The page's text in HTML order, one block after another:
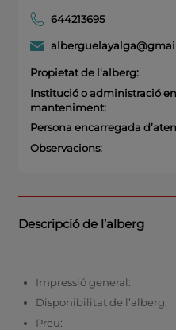
644213695
Propietat de l'alberg:
Institució o administració
manteniment:
Persona encarregada
Observacions:
Descripció de l’alberg
Impressió general:
Disponibilitat de l’alberg:
Preu: